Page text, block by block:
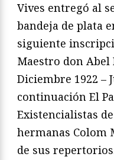
Vives entregó al
bandeja de plata
siguiente
Maestro don Abel
Diciembre 1922 –
continuación El
Existencialistas
hermanas Colom
de sus